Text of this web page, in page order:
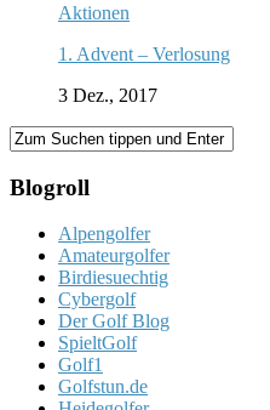
Aktionen
1. Advent – Verlosung
3 Dez., 2017
Blogroll
Alpengolfer
Amateurgolfer
Birdiesuechtig
Cybergolf
Der Golf Blog
SpieltGolf
Golf1
Golfstun.de